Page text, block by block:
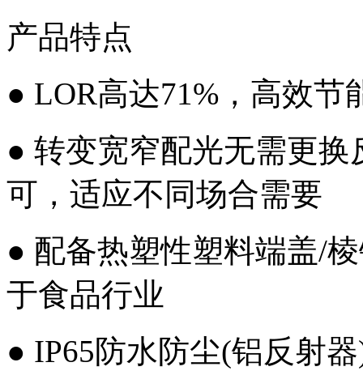
产品特点
● LOR高达71%，高效节
● 转变宽窄配光无需更
可，适应不同场合需要
● 配备热塑性塑料端盖/
于食品行业
● IP65防水防尘(铝反射